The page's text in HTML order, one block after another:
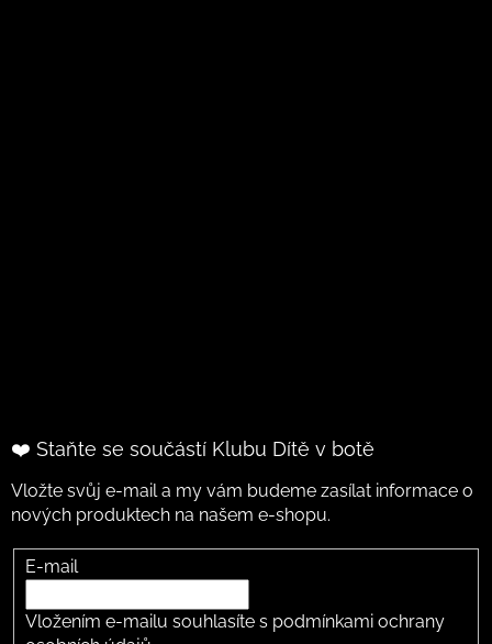
❤️ Staňte se součástí Klubu Dítě v botě
Vložte svůj e-mail a my vám budeme zasílat informace o
nových produktech na našem e-shopu.
E-mail
Vložením e-mailu souhlasíte s podmínkami ochrany